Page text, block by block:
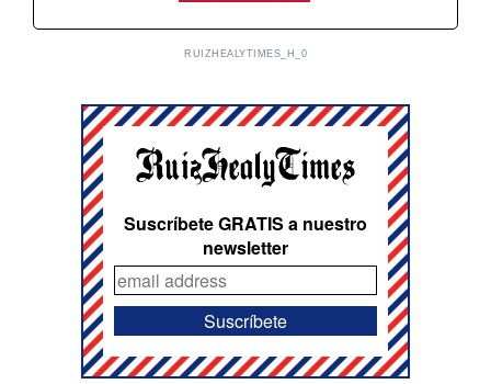
RUIZHEALYTIMES_H_0
Suscríbete GRATIS a nuestro
newsletter